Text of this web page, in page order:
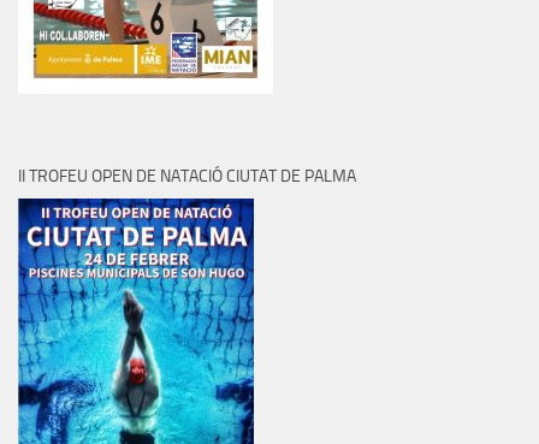
II TROFEU OPEN DE NATACIÓ CIUTAT DE PALMA